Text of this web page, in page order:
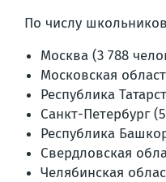
По числу
Москва (3 788
Московская
Республика
Санкт-Петербург
Республика
Свердловская
Челябинская